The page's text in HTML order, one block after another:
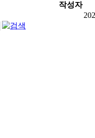
작성자